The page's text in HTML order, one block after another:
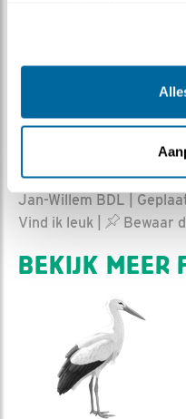
DEEL
Jan-Willem BDL |
Vind ik leuk
Bewaar
BEKIJK MEER